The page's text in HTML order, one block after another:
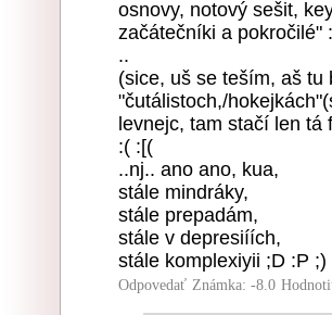
osnovy, notový sešit,
začátečníki a pokročilé"
..
(sice, uš se teším, aš
"čutálistoch,/
levnejc, tam stačí len
:( :[(
..nj.. ano ano, kua,
stále mindráky,
stále prepadám,
stále v depresiíích,
stále komplexiyii ;D :P ;)
Odpovedať Známka: -8.0